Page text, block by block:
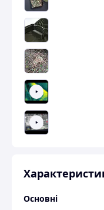
Основні